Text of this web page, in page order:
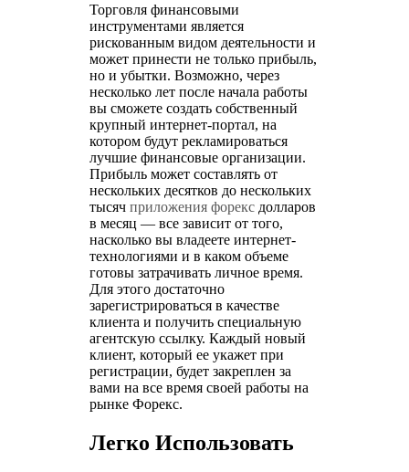
Торговля финансовыми
инструментами является
рискованным видом деятельности и
может принести не только прибыль,
но и убытки. Возможно, через
несколько лет после начала работы
вы сможете создать собственный
крупный интернет-портал, на
котором будут рекламироваться
лучшие финансовые организации.
Прибыль может составлять от
нескольких десятков до нескольких
тысяч приложения форексдолларов
в месяц — все зависит от того,
насколько вы владеете интернет-
технологиями и в каком объеме
готовы затрачивать личное время.
Для этого достаточно
зарегистрироваться в качестве
клиента и получить специальную
агентскую ссылку. Каждый новый
клиент, который ее укажет при
регистрации, будет закреплен за
вами на все время своей работы на
рынке Форекс.
Легко Использовать